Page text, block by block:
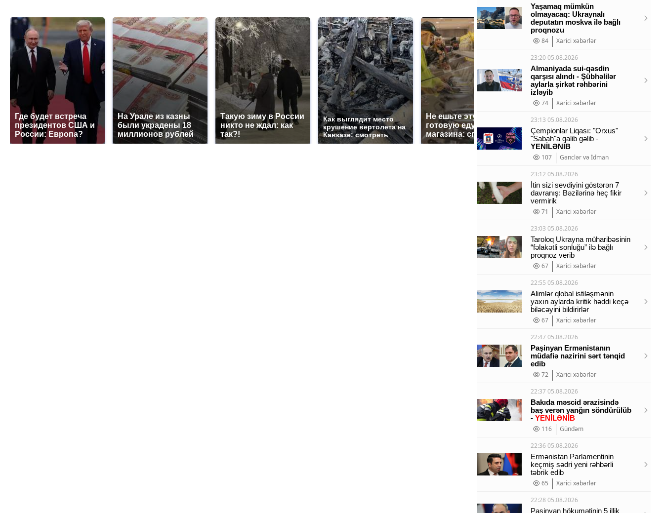
Где будет встреча
президентов США и
России: Европа?
На Урале из казны
были украдены 18
миллионов рублей
Такую зиму в России
никто не ждал: как
так?!
Как выглядит место
крушение вертолета на
Кавказе: смотреть
Не ешьте эту
готовую еду из
магазина: список
В ОАЭ произошло
криптомиллионера
Yaşamaq mümkün
olmayacaq: Ukraynalı
deputatın moskva ilə bağlı
proqnozu
84
Xarici xəbərlər
23:20 05.08.2026
Almaniyada sui-qəsdin
qarşısı alındı - Şübhəlilər
aylarla şirkət rəhbərini
izləyib
74
Xarici xəbərlər
23:13 05.08.2026
Çempionlar Liqası: "Orxus"
"Sabah"a qalib gəlib -
YENİLƏNİB
107
Gənclər və İdman
23:12 05.08.2026
İtin sizi sevdiyini göstərən 7
davranış: Bəzilərinə heç fikir
vermirik
71
Xarici xəbərlər
23:03 05.08.2026
Taroloq Ukrayna müharibəsinin
“fəlakətli sonluğu” ilə bağlı
proqnoz verib
67
Xarici xəbərlər
22:55 05.08.2026
Alimlər qlobal istiləşmənin
yaxın aylarda kritik həddi keçə
biləcəyini bildirirlər
67
Xarici xəbərlər
22:47 05.08.2026
Paşinyan Ermənistanın
müdafiə nazirini sərt tənqid
edib
72
Xarici xəbərlər
22:37 05.08.2026
Bakıda məscid ərazisində
baş verən yanğın söndürülüb
- YENİLƏNİB
116
Gündəm
22:36 05.08.2026
Ermənistan Parlamentinin
keçmiş sədri yeni rəhbərli
təbrik edib
65
Xarici xəbərlər
22:28 05.08.2026
Paşinyan hökumətinin 5 illik